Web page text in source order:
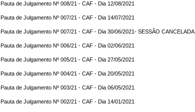
Pauta de Julgamento Nº 008/21 - CAF - Dia 12/08/2021
Pauta de Julgamento Nº 007/21 - CAF - Dia 14/07/2021
Pauta de Julgamento Nº 007/21 - CAF - Dia 30/06/2021- SESSÃO CANCELADA
Pauta de Julgamento Nº 006/21 - CAF - Dia 02/06/2021
Pauta de Julgamento Nº 005/21 - CAF - Dia 27/05/2021
Pauta de Julgamento Nº 004/21 - CAF - Dia 20/05/2021
Pauta de Julgamento Nº 003/21 - CAF - Dia 06/05/2021
Pauta de Julgamento Nº 002/21 - CAF - Dia 14/01/2021